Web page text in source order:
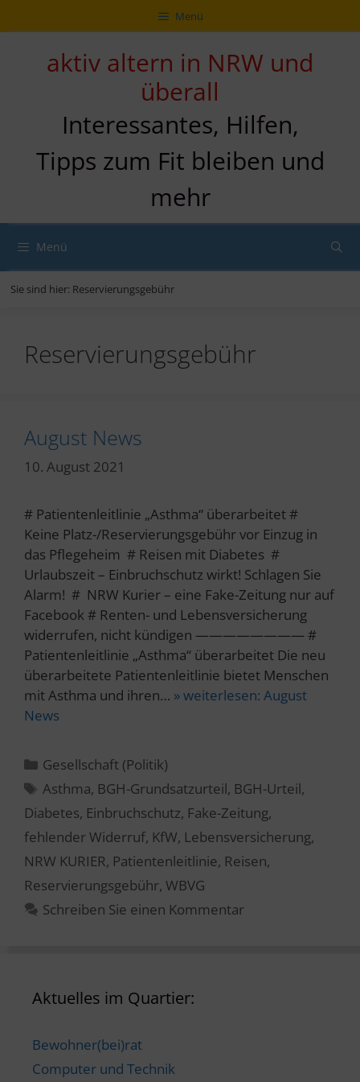
Inhalt
zur
Navigation
Inhalt
Menü
aktiv altern in NRW und
überall
Interessantes, Hilfen,
Tipps zum Fit bleiben und
mehr
Menü
Sie sind hier: Reservierungsgebühr
Reservierungsgebühr
August News
10. August 2021
# Patientenleitlinie „Asthma“ überarbeitet #
Keine Platz-/Reservierungsgebühr vor Einzug in
das Pflegeheim # Reisen mit Diabetes #
Urlaubszeit – Einbruchschutz wirkt! Schlagen Sie
Alarm! # NRW Kurier – eine Fake-Zeitung nur auf
Facebook # Renten- und Lebensversicherung
widerrufen, nicht kündigen ———————— #
Patientenleitlinie „Asthma“ überarbeitet Die neu
überarbeitete Patientenleitlinie bietet Menschen
mit Asthma und ihren… » weiterlesen: August
News
Kategorien
Gesellschaft (Politik)
Schlagwörter
Asthma, BGH-Grundsatzurteil, BGH-Urteil,
Diabetes, Einbruchschutz, Fake-Zeitung,
fehlender Widerruf, KfW, Lebensversicherung,
NRW KURIER, Patientenleitlinie, Reisen,
Reservierungsgebühr, WBVG
Schreiben Sie einen Kommentar
Aktuelles im Quartier:
Bewohner(bei)rat
Computer und Technik